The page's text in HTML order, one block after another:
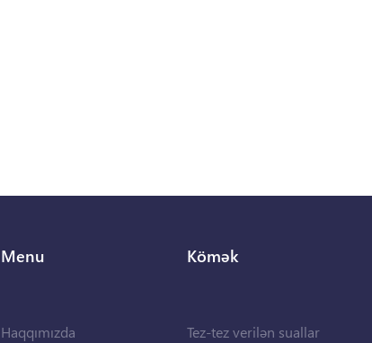
Menu
Haqqımızda
Kömək
Tez-tez verilən suallar